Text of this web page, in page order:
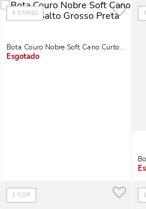
4 CORES
Bota Couro Nobre Soft Cano Curto Salto
Indisponível
3
1 COR 1